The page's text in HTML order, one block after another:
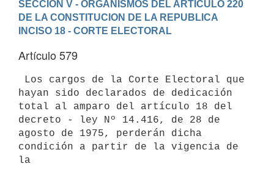
SECCION V - ORGANISMOS DEL ARTICULO 220
DE LA CONSTITUCION DE LA REPUBLICA
INCISO 18 - CORTE ELECTORAL
Artículo 579
hayan sido declarados de dedicación
total al amparo del artículo 18 del
decreto - ley Nº 14.416, de 28 de
agosto de 1975, perderán dicha
condición a partir de la vigencia de
la